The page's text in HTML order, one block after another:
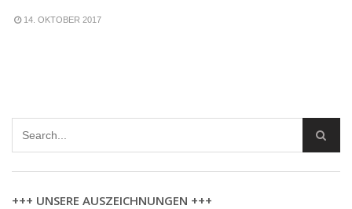
14. OKTOBER 2017
+++ UNSERE AUSZEICHNUNGEN +++